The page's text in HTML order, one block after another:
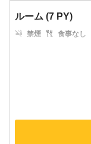
ルーム (7 PY)
禁煙 食事なし